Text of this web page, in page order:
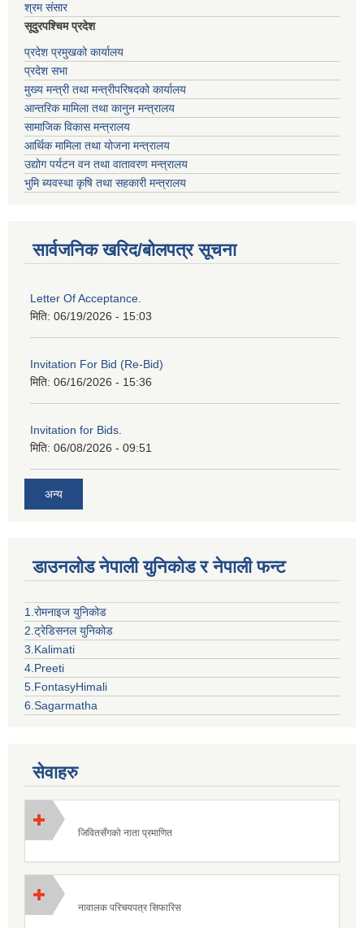
श्रम संसार
सूदुरपश्चिम प्रदेश
प्रदेश प्रमुखको कार्यालय
प्रदेश सभा
मुख्य मन्त्री तथा मन्त्रीपरिषदको कार्यालय
आन्तरिक मामिला तथा कानुन मन्त्रालय
सामाजिक विकास मन्त्रालय
आर्थिक मामिला तथा योजना मन्त्रालय
उद्योग पर्यटन वन तथा वातावरण मन्त्रालय
भुमि ब्यवस्था कृषि तथा सहकारी मन्त्रालय
सार्वजनिक खरिद/बोलपत्र सूचना
Letter Of Acceptance.
मिति: 06/19/2026 - 15:03
Invitation For Bid (Re-Bid)
मिति: 06/16/2026 - 15:36
Invitation for Bids.
मिति: 06/08/2026 - 09:51
अन्य
डाउनलोड नेपाली युनिकोड र नेपाली फन्ट
1.रोमनाइज युनिकोड
2.ट्रेडिसनल युनिकोड
3.Kalimati
4.Preeti
5.FontasyHimali
6.Sagarmatha
सेवाहरु
जिवितसँगको नाता प्रमाणित
नावालक परिचयपत्र सिफारिस